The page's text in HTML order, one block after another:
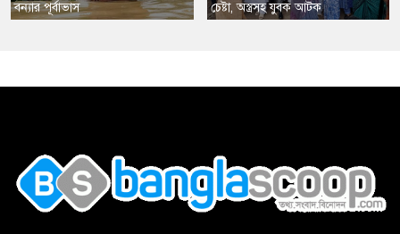
বন্যার পূর্বাভাস
চেষ্টা, অস্ত্রসহ যুবক আটক